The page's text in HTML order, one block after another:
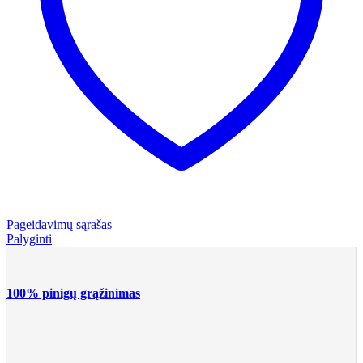
Pageidavimų sąrašas
Palyginti
100% pinigų grąžinimas